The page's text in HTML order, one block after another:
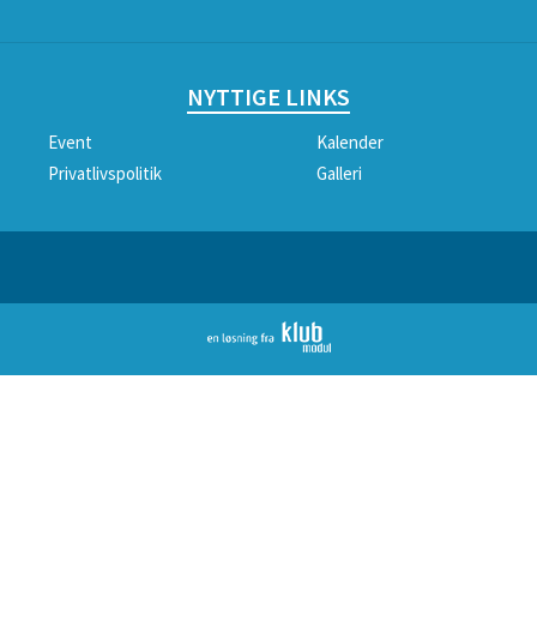
NYTTIGE LINKS
Event
Kalender
Privatlivspolitik
Galleri